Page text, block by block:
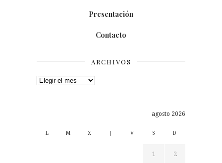
Presentación
Contacto
ARCHIVOS
Archivos
agosto 2026
L M X J V S D
1 2